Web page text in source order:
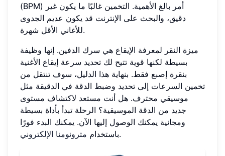
(BPM) أمر بالغ الأهمية. التخمين غالبًا ما يكون غير
دقيق، والبحث على الإنترنت قد يكون عديم الجدوى
للأغاني الأقل شهرة.
ميزة النقر لمعرفة الإيقاع هي سرك الدفين. إنها وظيفة
بسيطة لكنها قوية تتيح لك تحديد سرعة إيقاع الأغنية
بنقرة إصبع فقط. بنهاية هذا الدليل، سوف تنتقل من
تخمين السرعات إلى تحديد وضبط الدقة في الدقيقة مثل
موسيقي محترف. هل أنت مستعد لاكتشاف مستوى
جديد من الدقة الموسيقية؟ الرحلة تبدأ بأداة بسيطة
ومجانية يمكنك الوصول إليها الآن. يمكنك البدء فورًا
باستخدام مترونومنا الإلكتروني .